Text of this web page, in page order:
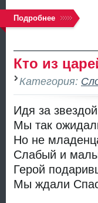
Подробнее
Кто из
Категория:
Идя за
Мы так
Но не
Слабый и
Герой
Мы ждали